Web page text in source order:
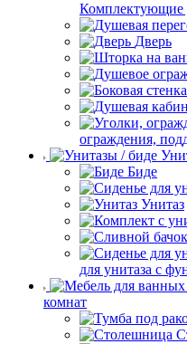
Комплектующие
Дверь
ограждения,
Биде
Унитаз
для унитаза с
комнат